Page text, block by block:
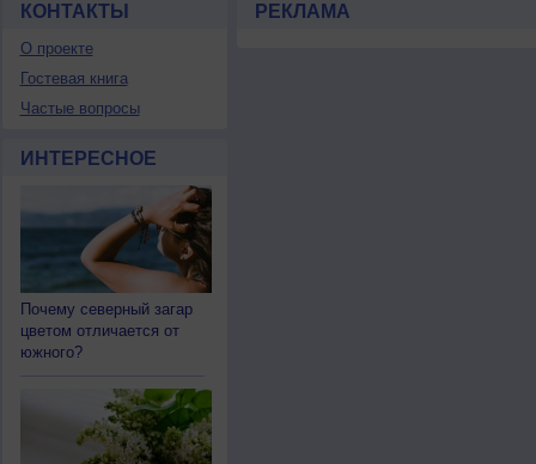
КОНТАКТЫ
О проекте
Гостевая книга
Частые вопросы
ИНТЕРЕСНОЕ
Почему северный загар
цветом отличается от
южного?
РЕКЛАМА